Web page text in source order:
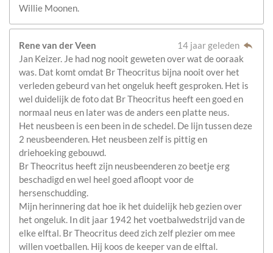
Willie Moonen.
Rene van der Veen
14 jaar geleden
Jan Keizer. Je had nog nooit geweten over wat de ooraak
was. Dat komt omdat Br Theocritus bijna nooit over het
verleden gebeurd van het ongeluk heeft gesproken. Het is
wel duidelijk de foto dat Br Theocritus heeft een goed en
normaal neus en later was de anders een platte neus.
Het neusbeen is een been in de schedel. De lijn tussen deze
2 neusbeenderen. Het neusbeen zelf is pittig en
driehoeking gebouwd.
Br Theocritus heeft zijn neusbeenderen zo beetje erg
beschadigd en wel heel goed afloopt voor de
hersenschudding.
Mijn herinnering dat hoe ik het duidelijk heb gezien over
het ongeluk. In dit jaar 1942 het voetbalwedstrijd van de
elke elftal. Br Theocritus deed zich zelf plezier om mee
willen voetballen. Hij koos de keeper van de elftal.